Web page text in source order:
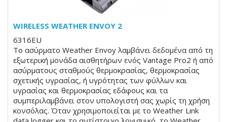
WIRELESS WEATHER ENVOY 2
6316EU
Το ασύρματο Weather Envoy λαμβάνει δεδομένα από τη
εξωτερική μονάδα αισθητήρων ενός Vantage Pro2 ή από
ασύρματους σταθμούς θερμοκρασίας, θερμοκρασίας
σχετικής υγρασίας, ή υγρότητας των φύλλων και
υγρασίας και θερμοκρασίας εδάφους και τα
συμπεριλαμβάνει στον υπολογιστή σας χωρίς τη χρήση
κονσόλας. Όταν χρησιμοποιείται με το Weather Link